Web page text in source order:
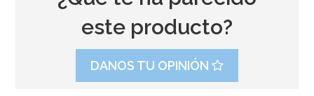
este producto?
DANOS TU OPINIÓN